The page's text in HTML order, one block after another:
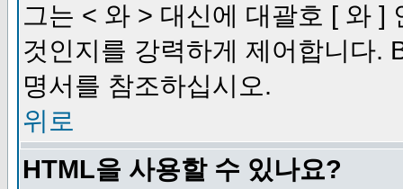
그는 < 와 > 대신에 대괄호 [ 와 ]
것인지를 강력하게 제어합니다.
명서를 참조하십시오.
위로
HTML을 사용할 수 있나요?